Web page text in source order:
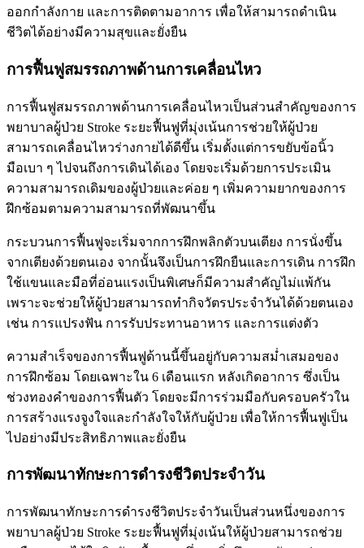
ออกกำลังกาย และการติดตามอาการ เพื่อให้สามารถดำเนิน
ชีวิตได้อย่างมีความสุขและยั่งยืน
การฟื้นฟูสมรรถภาพด้านการเคลื่อนไหว
การฟื้นฟูสมรรถภาพด้านการเคลื่อนไหวเป็นส่วนสำคัญของการ
พยาบาลผู้ป่วย Stroke ระยะฟื้นฟูที่มุ่งเน้นการช่วยให้ผู้ป่วย
สามารถเคลื่อนไหวร่างกายได้ดีขึ้น เริ่มตั้งแต่การขยับข้อนิ้ว
มือเบา ๆ ไปจนถึงการเดินได้เอง โดยจะเริ่มด้วยการประเมิน
ความสามารถเดิมของผู้ป่วยและค่อย ๆ เพิ่มความยากของการ
ฝึกซ้อมตามความสามารถที่พัฒนาขึ้น
กระบวนการฟื้นฟูจะเริ่มจากการฝึกพลิกตัวบนเตียง การนั่งขึ้น
จากเตียงด้วยตนเอง จากนั้นจึงเป็นการฝึกยืนและการเดิน การฝึก
ใช้แขนและมือที่อ่อนแรงเป็นพิเศษก็มีความสำคัญไม่แพ้กัน
เพราะจะช่วยให้ผู้ป่วยสามารถทำกิจวัตรประจำวันได้ด้วยตนเอง
เช่น การแปรงฟัน การรับประทานอาหาร และการแต่งตัว
ความสำเร็จของการฟื้นฟูด้านนี้ขึ้นอยู่กับความสม่ำเสมอของ
การฝึกซ้อม โดยเฉพาะใน 6 เดือนแรก หลังเกิดอาการ ซึ่งเป็น
ช่วงทองคำของการฟื้นตัว โดยจะมีการร่วมมือกับครอบครัวใน
การสร้างแรงจูงใจและกำลังใจให้กับผู้ป่วย เพื่อให้การฟื้นฟูเป็น
ไปอย่างมีประสิทธิภาพและยั่งยืน
การพัฒนาทักษะการดำรงชีวิตประจำวัน
การพัฒนาทักษะการดำรงชีวิตประจำวันเป็นส่วนหนึ่งของการ
พยาบาลผู้ป่วย Stroke ระยะฟื้นฟูที่มุ่งเน้นให้ผู้ป่วยสามารถช่วย